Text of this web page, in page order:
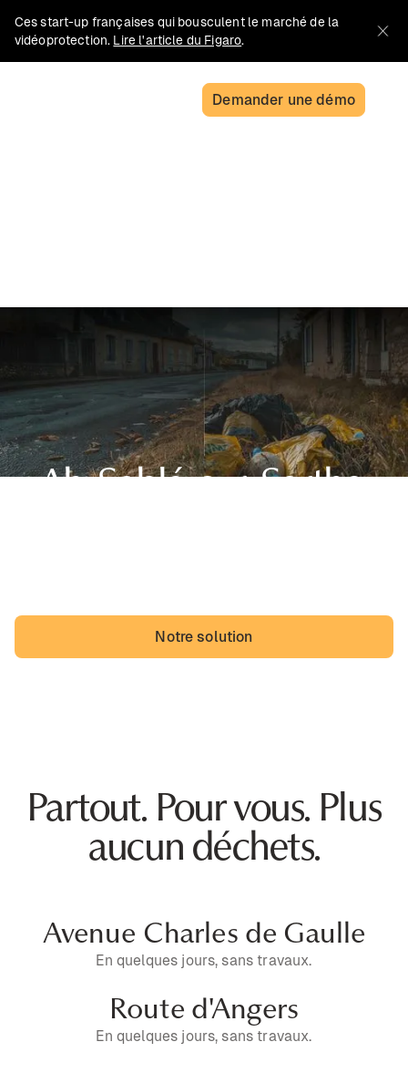
Ces start-up françaises qui bousculent le marché de la
vidéoprotection. Lire l'article du Figaro.
Demander une démo
Ah, Sablé-sur-Sarthe,
Notre solution
Partout. Pour vous. Plus
aucun déchets.
Avenue Charles de Gaulle
En quelques jours, sans travaux.
Route d'Angers
En quelques jours, sans travaux.